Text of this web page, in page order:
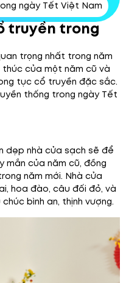
ngày Tết Việt Nam
truyền trong
trọng nhất trong năm
của một năm cũ và
tục cổ truyền đặc sắc.
thống trong ngày Tết
dẹp nhà cửa sạch sẽ để
mắn của năm cũ, đồng
năm mới. Nhà cửa
hoa đào, câu đối đỏ, và
bình an, thịnh vượng.